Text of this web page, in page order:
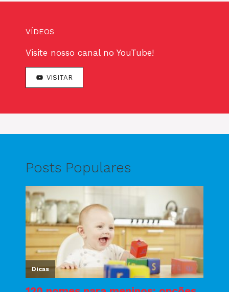
VÍDEOS
Visite nosso canal no YouTube!
VISITAR
Posts Populares